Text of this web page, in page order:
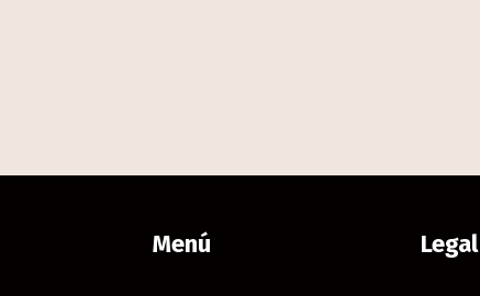
Menú Legal